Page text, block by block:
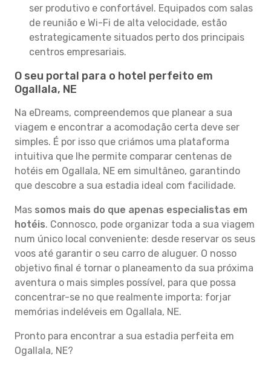
ser produtivo e confortável. Equipados com salas
de reunião e Wi-Fi de alta velocidade, estão
estrategicamente situados perto dos principais
centros empresariais.
O seu portal para o hotel perfeito em
Ogallala, NE
Na eDreams, compreendemos que planear a sua
viagem e encontrar a acomodação certa deve ser
simples. É por isso que criámos uma plataforma
intuitiva que lhe permite comparar centenas de
hotéis em Ogallala, NE em simultâneo, garantindo
que descobre a sua estadia ideal com facilidade.
Mas somos mais do que apenas especialistas em
hotéis. Connosco, pode organizar toda a sua viagem
num único local conveniente: desde reservar os seus
voos até garantir o seu carro de aluguer. O nosso
objetivo final é tornar o planeamento da sua próxima
aventura o mais simples possível, para que possa
concentrar-se no que realmente importa: forjar
memórias indeléveis em Ogallala, NE.
Pronto para encontrar a sua estadia perfeita em
Ogallala, NE?